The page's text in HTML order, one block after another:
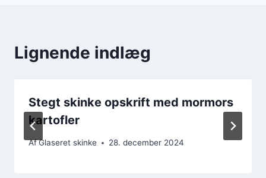
Lignende indlæg
Stegt skinke opskrift med mormors
kartofler
AfGlaseret skinke 28. december 2024